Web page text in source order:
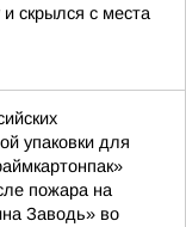
скрылся с места
упаковки для
пожара на
Заводь» во